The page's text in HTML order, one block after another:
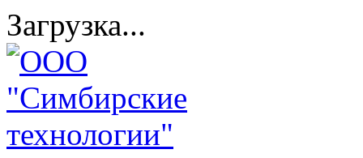
Загрузка...